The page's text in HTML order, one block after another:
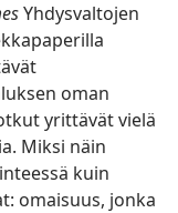
Yhdysvaltojen
oman
yrittävät vielä
Miksi näin
kuin
omaisuus, jonka